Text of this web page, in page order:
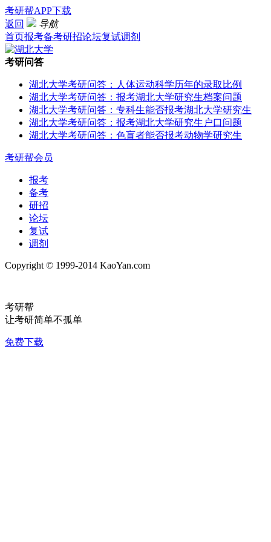
考研帮APP下载
返回
导航
首页报考备考研招论坛复试调剂
考研问答
湖北大学考研问答：人体运动科学历年的录取比例
湖北大学考研问答：报考湖北大学研究生档案问题
湖北大学考研问答：专科生能否报考湖北大学研究生
湖北大学考研问答：报考湖北大学研究生户口问题
湖北大学考研问答：色盲者能否报考动物学研究生
考研帮会员
报考
备考
研招
论坛
复试
调剂
Copyright © 1999-2014 KaoYan.com
考研帮
让考研简单不孤单
免费下载